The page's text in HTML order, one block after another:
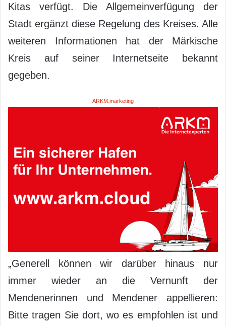
Kitas verfügt. Die Allgemeinverfügung der
Stadt ergänzt diese Regelung des Kreises. Alle
weiteren Informationen hat der Märkische
Kreis auf seiner Internetseite bekannt
gegeben.
ARKM.marketing
„Generell können wir darüber hinaus nur
immer wieder an die Vernunft der
Mendenerinnen und Mendener appellieren:
Bitte tragen Sie dort, wo es empfohlen ist und